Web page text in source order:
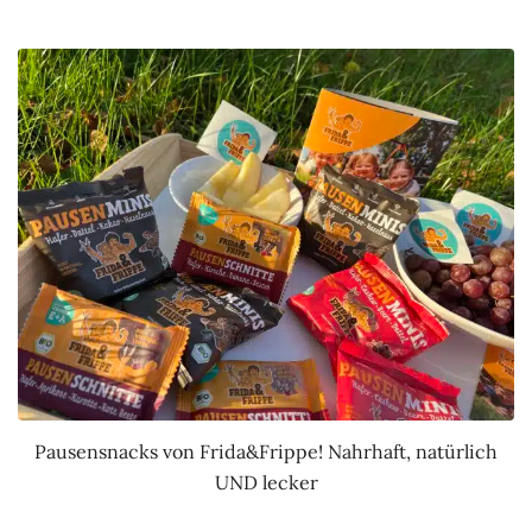
Pausensnacks von Frida&Frippe! Nahrhaft, natürlich
UND lecker